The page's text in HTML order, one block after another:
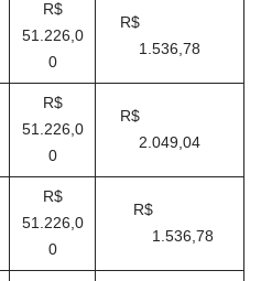
R$
51.226,0
0
R$
1.536,78
R$
51.226,0
0
R$
2.049,04
R$
51.226,0
0
R$
1.536,78